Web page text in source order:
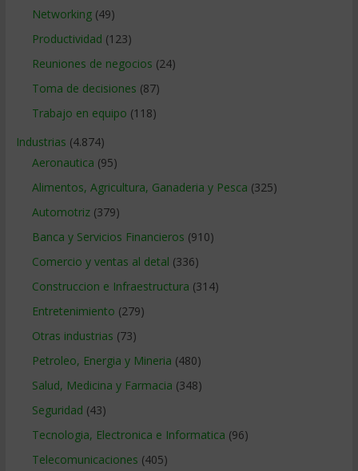
Networking(49)
Productividad (123)
Reuniones de negocios (24)
Toma de decisiones (87)
Trabajo en equipo (118)
Industrias (4.874)
Aeronautica (95)
Alimentos, Agricultura, Ganaderia y Pesca (325)
Automotriz(379)
Banca y Servicios Financieros (910)
Comercio y ventas al detal (336)
Construccion e Infraestructura (314)
Entretenimiento (279)
Otras industrias (73)
Petroleo, Energia y Mineria (480)
Salud, Medicina y Farmacia (348)
Seguridad (43)
Tecnologia, Electronica e Informatica (96)
Telecomunicaciones (405)